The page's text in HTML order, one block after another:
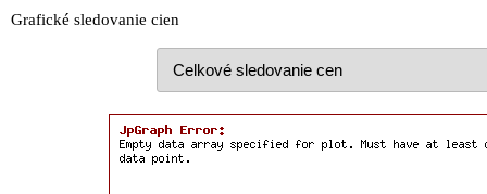
Grafické sledovanie cien